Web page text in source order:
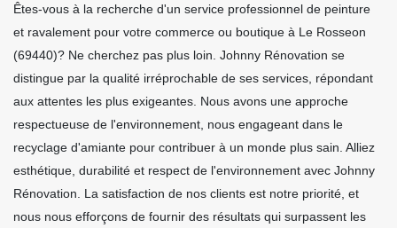
Êtes-vous à la recherche d'un service professionnel de peinture
et ravalement pour votre commerce ou boutique à Le Rosseon
(69440)? Ne cherchez pas plus loin. Johnny Rénovation se
distingue par la qualité irréprochable de ses services, répondant
aux attentes les plus exigeantes. Nous avons une approche
respectueuse de l'environnement, nous engageant dans le
recyclage d'amiante pour contribuer à un monde plus sain. Alliez
esthétique, durabilité et respect de l'environnement avec Johnny
Rénovation. La satisfaction de nos clients est notre priorité, et
nous nous efforçons de fournir des résultats qui surpassent les